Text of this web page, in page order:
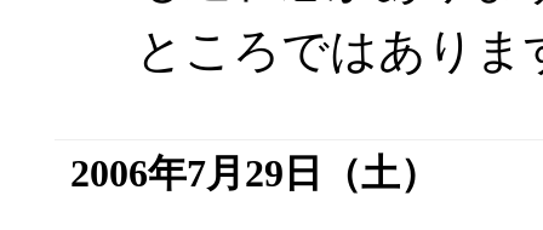
ところではありま
2006年7月29日（土）